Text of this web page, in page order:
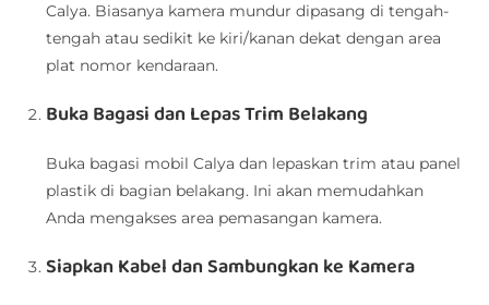
Calya. Biasanya kamera mundur dipasang di tengah-
tengah atau sedikit ke kiri/kanan dekat dengan area
plat nomor kendaraan.
Buka Bagasi dan Lepas Trim Belakang
Buka bagasi mobil Calya dan lepaskan trim atau panel
plastik di bagian belakang. Ini akan memudahkan
Anda mengakses area pemasangan kamera.
Siapkan Kabel dan Sambungkan ke Kamera